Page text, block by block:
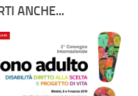
ANCHE...